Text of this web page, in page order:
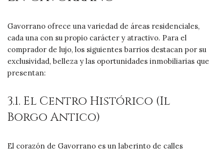
Gavorrano ofrece una variedad de áreas residenciales,
cada una con su propio carácter y atractivo. Para el
comprador de lujo, los siguientes barrios destacan por su
exclusividad, belleza y las oportunidades inmobiliarias que
presentan:
3.1. El Centro Histórico (Il
Borgo Antico)
El corazón de Gavorrano es un laberinto de calles